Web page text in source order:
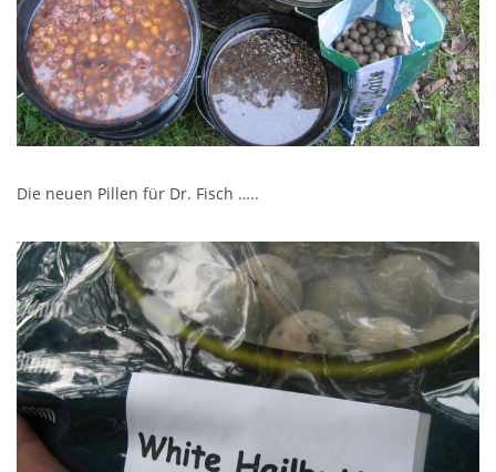
Die neuen Pillen für Dr. Fisch …..